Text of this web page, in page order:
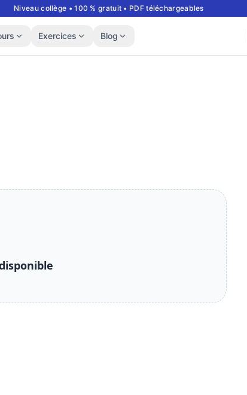
Niveau collège • 100 % gratuit • PDF téléchargeables
Exercices Blog